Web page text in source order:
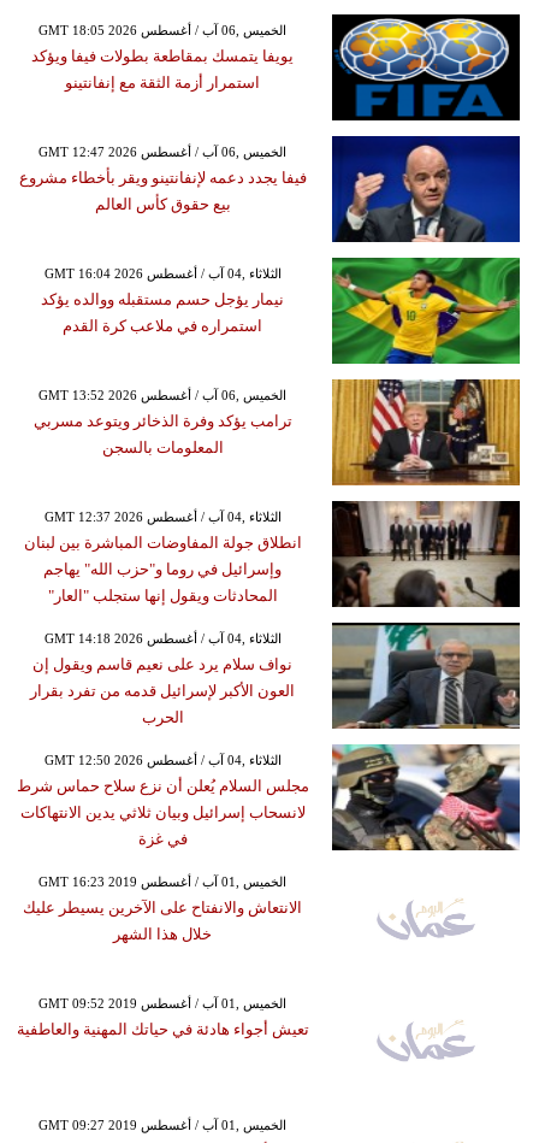
GMT 18:05 2026 الخميس ,06 آب / أغسطس
يويفا يتمسك بمقاطعة بطولات فيفا ويؤكد
استمرار أزمة الثقة مع إنفانتينو
GMT 12:47 2026 الخميس ,06 آب / أغسطس
فيفا يجدد دعمه لإنفانتينو ويقر بأخطاء مشروع
بيع حقوق كأس العالم
GMT 16:04 2026 الثلاثاء ,04 آب / أغسطس
نيمار يؤجل حسم مستقبله ووالده يؤكد
استمراره في ملاعب كرة القدم
GMT 13:52 2026 الخميس ,06 آب / أغسطس
ترامب يؤكد وفرة الذخائر ويتوعد مسربي
المعلومات بالسجن
GMT 12:37 2026 الثلاثاء ,04 آب / أغسطس
انطلاق جولة المفاوضات المباشرة بين لبنان
وإسرائيل في روما و"حزب الله" يهاجم
المحادثات ويقول إنها ستجلب "العار"
GMT 14:18 2026 الثلاثاء ,04 آب / أغسطس
نواف سلام يرد على نعيم قاسم ويقول إن
العون الأكبر لإسرائيل قدمه من تفرد بقرار
الحرب
GMT 12:50 2026 الثلاثاء ,04 آب / أغسطس
مجلس السلام يُعلن أن نزع سلاح حماس شرط
لانسحاب إسرائيل وبيان ثلاثي يدين الانتهاكات
في غزة
GMT 16:23 2019 الخميس ,01 آب / أغسطس
الانتعاش والانفتاح على الآخرين يسيطر عليك
خلال هذا الشهر
GMT 09:52 2019 الخميس ,01 آب / أغسطس
تعيش أجواء هادئة في حياتك المهنية والعاطفية
GMT 09:27 2019 الخميس ,01 آب / أغسطس